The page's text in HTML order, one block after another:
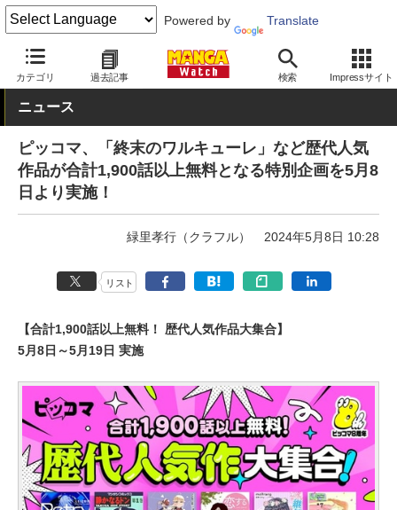
Powered by Translate
カテゴリ 過去記事 検索 Impressサイト
MANGA Watch 少年
ニュース
ピッコマ、「終末のワルキューレ」など歴代人気
作品が合計1,900話以上無料となる特別企画を5月8
日より実施！
緑里孝行（クラフル） 2024年5月8日 10:28
リスト
【合計1,900話以上無料！ 歴代人気作品大集合】
5月8日～5月19日 実施